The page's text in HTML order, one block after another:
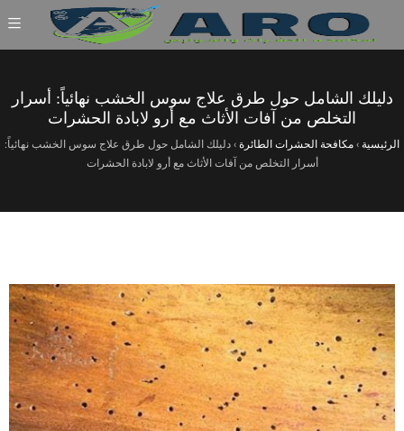
دليلك الشامل حول طرق علاج سوس الخشب نهائياً: أسرار
التخلص من آفات الأثاث مع أرو لابادة الحشرات
الرئيسية › مكافحة الحشرات الطائرة › دليلك الشامل حول طرق علاج سوس الخشب نهائياً:
أسرار التخلص من آفات الأثاث مع أرو لابادة الحشرات